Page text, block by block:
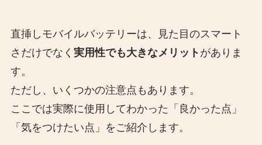
直挿しモバイルバッテリーは、見た目のスマート
さだけでなく 実用性でも大きなメリット がありま
す。
ただし、いくつかの注意点もあります。
ここでは実際に使用してわかった「良かった点」
「気をつけたい点」をご紹介します。